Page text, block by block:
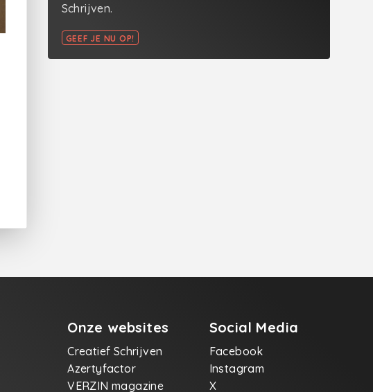
Schrijven.
GEEF JE NU OP!
Onze websites
Creatief Schrijven
Azertyfactor
VERZIN magazine
Social Media
Facebook
Instagram
X